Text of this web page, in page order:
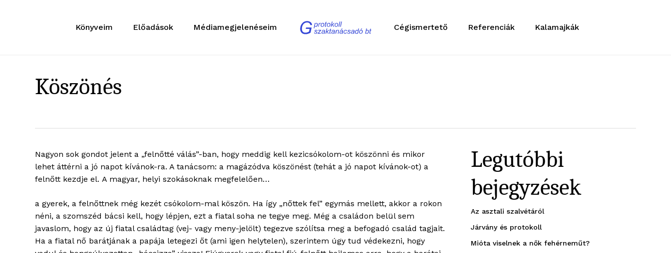
Könyveim Előadások Médiamegjelenéseim Cégismertető Referenciák Kalamajkák
Köszönés
Nagyon sok gondot jelent a „felnőtté válás”-ban, hogy meddig kell kezicsókolom-ot köszönni és mikor
lehet áttérni a jó napot kívánok-ra. A tanácsom: a magázódva köszönést (tehát a jó napot kívánok-ot) a
felnőtt kezdje el. A magyar, helyi szokásoknak megfelelően…
a gyerek, a felnőttnek még kezét csókolom-mal köszön. Ha így „nőttek fel” egymás mellett, akkor a rokon
néni, a szomszéd bácsi kell, hogy lépjen, ezt a fiatal soha ne tegye meg. Még a családon belül sem
javaslom, hogy az új fiatal családtag (vej- vagy meny-jelölt) tegezve szólítsa meg a befogadó család tagjait.
Ha a fiatal nő barátjának a papája letegezi őt (ami igen helytelen), szerintem úgy tud védekezni, hogy
Legutóbbi
bejegyzések
Az asztali szalvétáról
Járvány és protokoll
Mióta viselnek a nők fehérneműt?